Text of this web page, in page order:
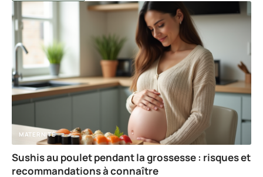
MATERNITÉ
Sushis au poulet pendant la grossesse : risques et
recommandations à connaître